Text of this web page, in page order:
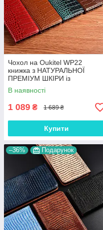
Чохол на Oukitel WP22
книжка з НАТУРАЛЬНОЇ
ПРЕМІУМ ШКІРИ із
підставкою протиударний
магнітний "CROCODILE"
В наявності
1 089 ₴ 1 689 ₴
Купити
–36% Подарунок